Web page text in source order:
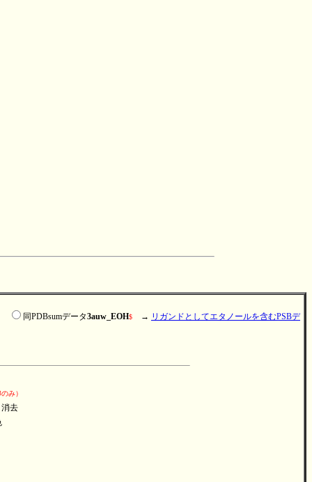
同PDBsumデータ3auw_EOH$ → リガンドとしてエタノールを含むPSBデ
のみ）
消去